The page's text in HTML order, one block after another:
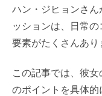
ハン・ジヒョンさ
ッションは、日常
要素がたくさんあり
この記事では、彼
のポイントを具体的